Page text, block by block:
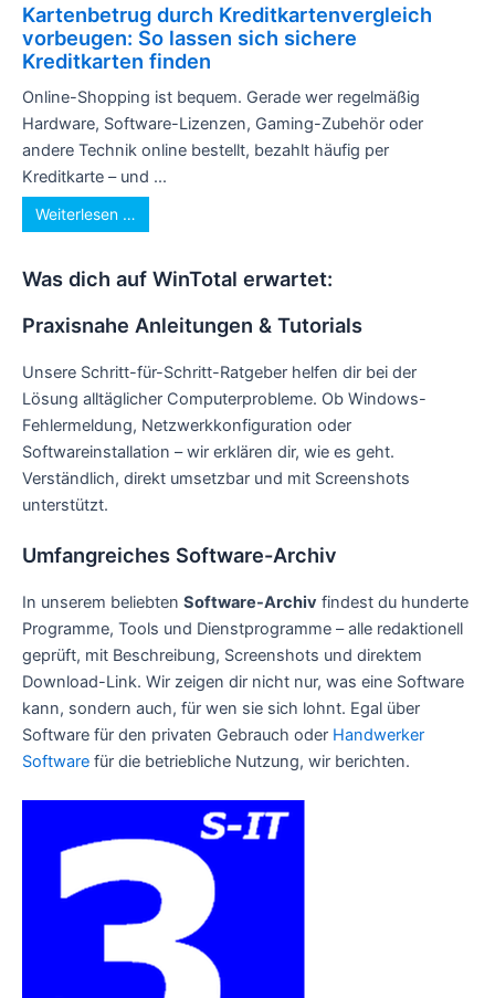
Kartenbetrug durch Kreditkartenvergleich
vorbeugen: So lassen sich sichere
Kreditkarten finden
Online-Shopping ist bequem. Gerade wer regelmäßig
Hardware, Software-Lizenzen, Gaming-Zubehör oder
andere Technik online bestellt, bezahlt häufig per
Kreditkarte – und ...
Weiterlesen …
Was dich auf WinTotal erwartet:
Praxisnahe Anleitungen & Tutorials
Unsere Schritt-für-Schritt-Ratgeber helfen dir bei der
Lösung alltäglicher Computerprobleme. Ob Windows-
Fehlermeldung, Netzwerkkonfiguration oder
Softwareinstallation – wir erklären dir, wie es geht.
Verständlich, direkt umsetzbar und mit Screenshots
unterstützt.
Umfangreiches Software-Archiv
In unserem beliebten Software-Archiv findest du hunderte
Programme, Tools und Dienstprogramme – alle redaktionell
geprüft, mit Beschreibung, Screenshots und direktem
Download-Link. Wir zeigen dir nicht nur, was eine Software
kann, sondern auch, für wen sie sich lohnt. Egal über
Software für den privaten Gebrauch oder Handwerker
Software für die betriebliche Nutzung, wir berichten.